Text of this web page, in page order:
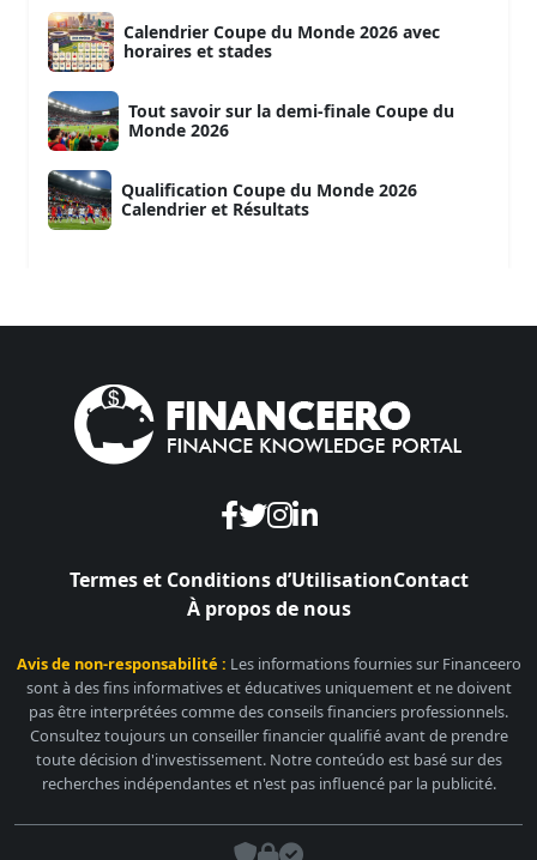
Calendrier Coupe du Monde 2026 avec
horaires et stades
Tout savoir sur la demi-finale Coupe du
Monde 2026
Qualification Coupe du Monde 2026
Calendrier et Résultats
Termes et Conditions d’UtilisationContact
À propos de nous
Avis de non-responsabilité : Les informations fournies sur Financeero
sont à des fins informatives et éducatives uniquement et ne doivent
pas être interprétées comme des conseils financiers professionnels.
Consultez toujours un conseiller financier qualifié avant de prendre
toute décision d'investissement. Notre conteúdo est basé sur des
recherches indépendantes et n'est pas influencé par la publicité.